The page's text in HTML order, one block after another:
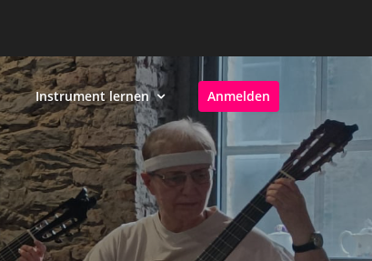
Instrument lernen Anmelden